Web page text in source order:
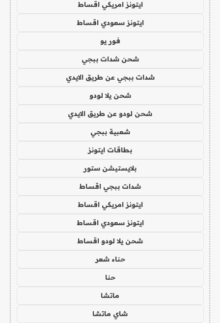
ايتونز امريكي اقساط
ايتونز سعودي اقساط
فور يو
شحن شدات ببجي
شدات ببجي عن طريق الايدي
شحن يلا لودو
شحن لودو عن طريق الايدي
شعبية ببجي
بطاقات ايتونز
بلايستيشن ستور
شدات ببجي اقساط
ايتونز امريكي اقساط
ايتونز سعودي اقساط
شحن يلا لودو اقساط
حناء شعر
حنا
ماتشا
شاي ماتشا